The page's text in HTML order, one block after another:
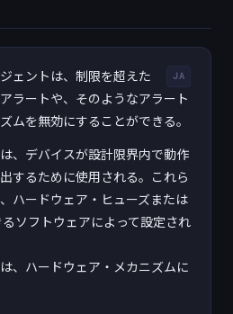
JA
ェントは、制限を超えた
ラートや、そのようなアラート
ムを無効にすることができる。
、デバイスが設計限界内で動作
するために使用される。これら
ハードウェア・ヒューズまたは
ソフトウェアによって設定され
、ハードウェア・メカニズムに